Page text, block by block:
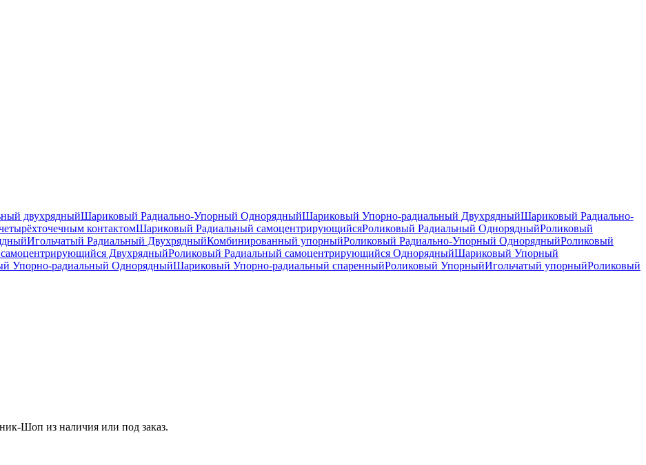
двухрядныйШариковый Радиально-Упорный ОднорядныйШариковый Упорно-радиальный ДвухрядныйШариковый Радиально-
контактомШариковый Радиальный самоцентрирующийсяРоликовый Радиальный ОднорядныйРоликовый
Игольчатый Радиальный ДвухрядныйКомбинированный упорныйРоликовый Радиально-Упорный ОднорядныйРоликовый
ДвухрядныйРоликовый Радиальный самоцентрирующийся ОднорядныйШариковый Упорный
Упорно-радиальный ОднорядныйШариковый Упорно-радиальный спаренныйРоликовый УпорныйИгольчатый упорныйРоликовый
Шоп из наличия или под заказ.